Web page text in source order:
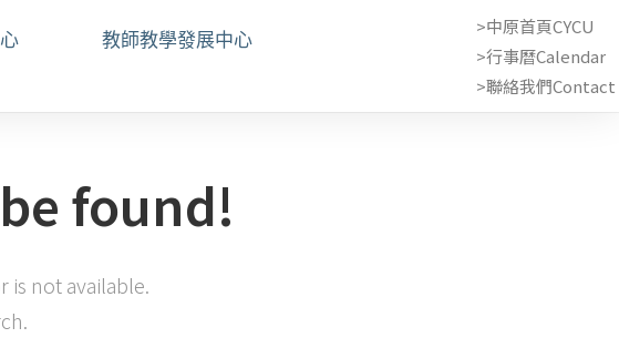
中心
教師教學發展中心
>中原首頁CYCU
>行事曆Calendar
>聯絡我們Contact
found!
is not available.